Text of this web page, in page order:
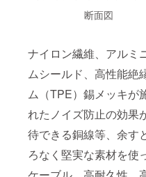
断面図
ナイロン繊維、アルミ
ムシールド、高性能絶
ム（TPE）錫メッキが
れたノイズ防止の効果
待できる銅線等、余す
ろなく堅実な素材を使